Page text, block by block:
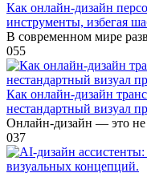
Как онлайн-дизайн
инструменты, избегая
В современном мире
055
Как онлайн-дизайн
нестандартный визуал
Онлайн-дизайн — это не
037